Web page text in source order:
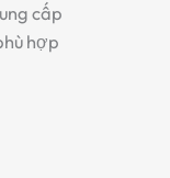
cấp
hợp